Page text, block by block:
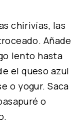
chirivías, las
Añade
lento hasta
el queso azul
o yogur. Saca
o